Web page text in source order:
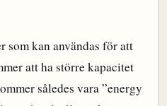
som kan användas för att
att ha större kapacitet
således vara ”energy